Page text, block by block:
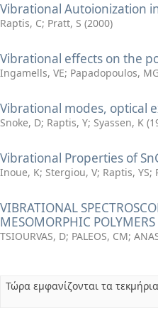
Vibrational Autoionization
Raptis, C; Pratt, S (2000)
Vibrational effects on the
Ingamells, VE; Papadopoulos,
Vibrational modes, optical
Snoke, D; Raptis, Y; Syassen, K (
Vibrational Properties of
Inoue, K; Stergiou, V; Raptis, YS;
VIBRATIONAL
MESOMORPHIC POLYMERS
TSIOURVAS, D; PALEOS, CM;
Τώρα εμφανίζονται τα